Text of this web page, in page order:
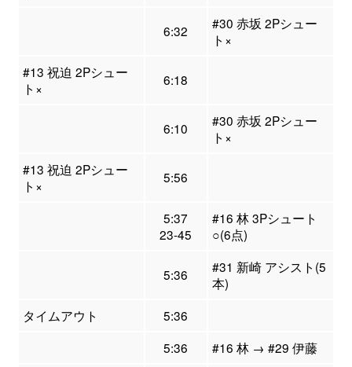
6:32
#30 赤坂 2Pシュー
ト×
#13 祝迫 2Pシュー
ト×
6:18
6:10
#30 赤坂 2Pシュー
ト×
#13 祝迫 2Pシュー
ト×
5:56
5:37
23-45
#16 林 3Pシュート
○(6点)
5:36
#31 新崎 アシスト(5
本)
タイムアウト
5:36
5:36
#16 林 → #29 伊藤